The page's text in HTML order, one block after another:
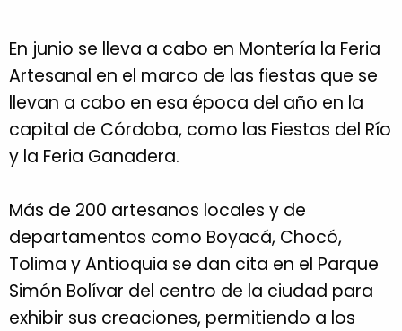
En junio se lleva a cabo en Montería la Feria
Artesanal en el marco de las fiestas que se
llevan a cabo en esa época del año en la
capital de Córdoba, como las Fiestas del Río
y la Feria Ganadera.
Más de 200 artesanos locales y de
departamentos como Boyacá, Chocó,
Tolima y Antioquia se dan cita en el Parque
Simón Bolívar del centro de la ciudad para
exhibir sus creaciones, permitiendo a los